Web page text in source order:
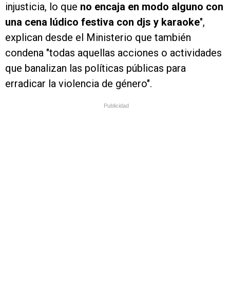
injusticia, lo que no encaja en modo alguno con
una cena lúdico festiva con djs y karaoke",
explican desde el Ministerio que también
condena "todas aquellas acciones o actividades
que banalizan las políticas públicas para
erradicar la violencia de género".
Publicidad